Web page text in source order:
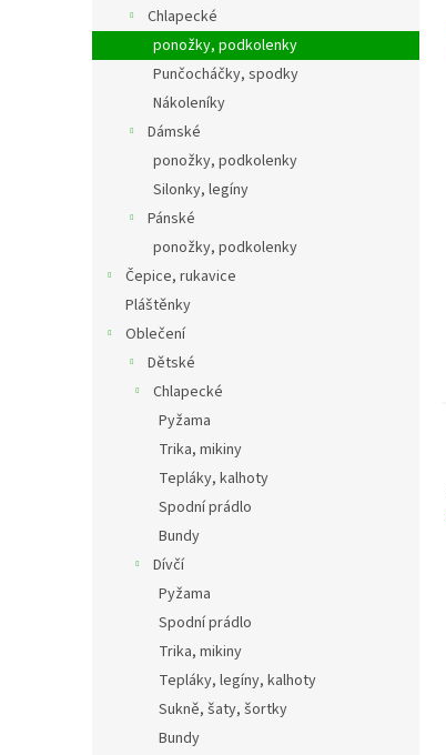
Chlapecké
ponožky, podkolenky
Punčocháčky, spodky
Nákoleníky
Dámské
ponožky, podkolenky
Silonky, legíny
Pánské
ponožky, podkolenky
Čepice, rukavice
Pláštěnky
Oblečení
Dětské
Chlapecké
Pyžama
Trika, mikiny
Tepláky, kalhoty
Spodní prádlo
Bundy
Dívčí
Pyžama
Spodní prádlo
Trika, mikiny
Tepláky, legíny, kalhoty
Sukně, šaty, šortky
Bundy